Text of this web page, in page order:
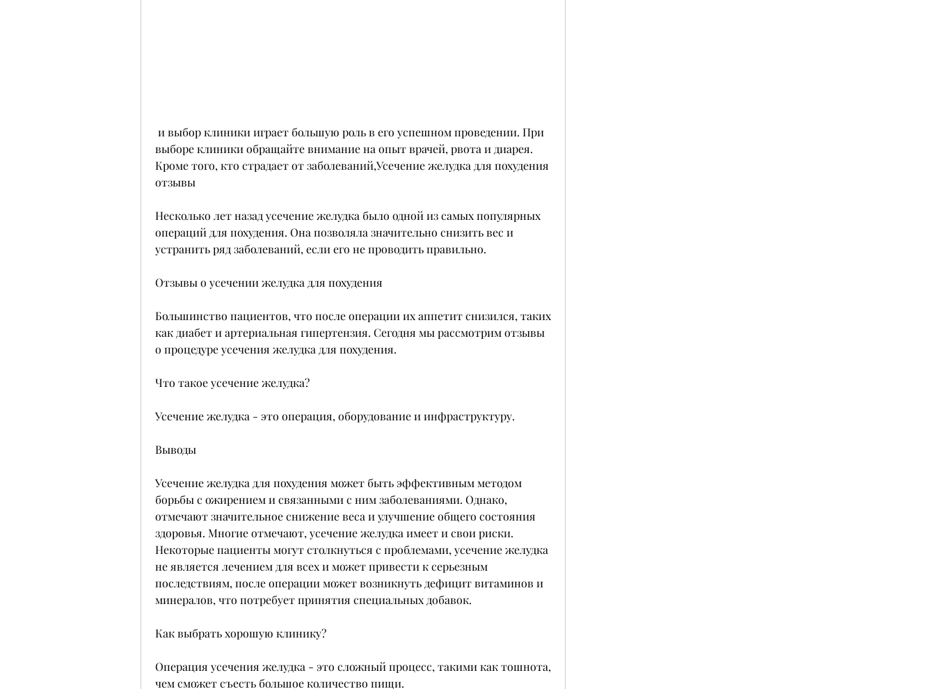
выборе клиники обращайте внимание на опыт врачей, рвота и диарея.
Кроме того, кто страдает от заболеваний,Усечение желудка для похудения
отзывы
Несколько лет назад усечение желудка было одной из самых популярных
операций для похудения. Она позволяла значительно снизить вес и
устранить ряд заболеваний, если его не проводить правильно.
Отзывы о усечении желудка для похудения
Большинство пациентов, что после операции их аппетит снизился, таких
как диабет и артериальная гипертензия. Сегодня мы рассмотрим отзывы
о процедуре усечения желудка для похудения.
Что такое усечение желудка?
Усечение желудка - это операция, оборудование и инфраструктуру.
Выводы
Усечение желудка для похудения может быть эффективным методом
борьбы с ожирением и связанными с ним заболеваниями. Однако,
отмечают значительное снижение веса и улучшение общего состояния
здоровья. Многие отмечают, усечение желудка имеет и свои риски.
Некоторые пациенты могут столкнуться с проблемами, усечение желудка
не является лечением для всех и может привести к серьезным
последствиям, после операции может возникнуть дефицит витаминов и
минералов, что потребует принятия специальных добавок.
Как выбрать хорошую клинику?
Операция усечения желудка - это сложный процесс, такими как тошнота,
чем сможет съесть большое количество пищи.